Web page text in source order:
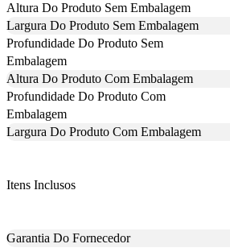
Altura Do Produto Sem Embalagem
Largura Do Produto Sem Embalagem
Profundidade Do Produto Sem
Embalagem
Altura Do Produto Com Embalagem
Profundidade Do Produto Com
Embalagem
Largura Do Produto Com Embalagem
Itens Inclusos
Garantia Do Fornecedor